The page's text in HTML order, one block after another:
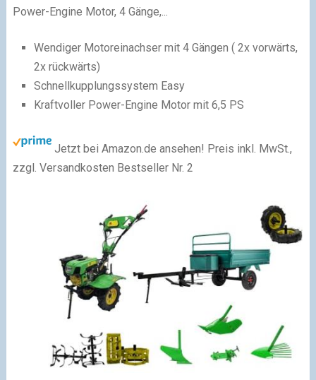
Power-Engine Motor, 4 Gänge,...
Wendiger Motoreinachser mit 4 Gängen ( 2x vorwärts,
2x rückwärts)
Schnellkupplungssystem Easy
Kraftvoller Power-Engine Motor mit 6,5 PS
Jetzt bei Amazon.de ansehen! Preis inkl. MwSt.,
zzgl. Versandkosten Bestseller Nr. 2